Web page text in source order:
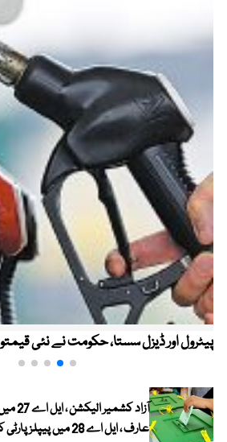
پیٹرول اور ڈیزل سستا، حکومت نے نئی
آزاد
عارف ، ایل اے 28 میں پیپلز پارٹی کے بازل نقوی کامیاب